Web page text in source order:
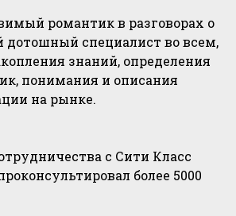
романтик в разговорах о
дотошный специалист во всем,
знаний, определения
понимания и описания
на рынке.
с Сити Класс
более 5000